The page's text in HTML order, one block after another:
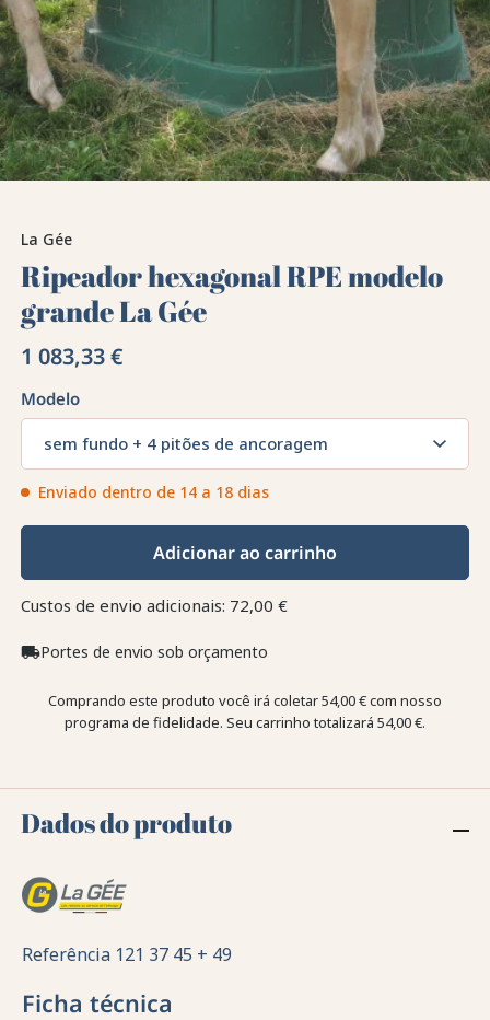
La Gée
Ripeador hexagonal RPE modelo
grande La Gée
1 083,33 €
Modelo
sem fundo + 4 pitões de ancoragem
Enviado dentro de 14 a 18 dias
Adicionar ao carrinho
Custos de envio adicionais: 72,00 €
local_shippingPortes de envio sob orçamento
Comprando este produto você irá coletar54,00 €com nosso
programa de fidelidade. Seu carrinho totalizará 54,00 €.
Dados do produto
Referência 121 37 45 + 49
Ficha técnica